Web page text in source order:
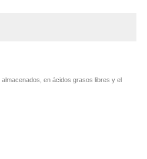
en ácidos grasos libres y el